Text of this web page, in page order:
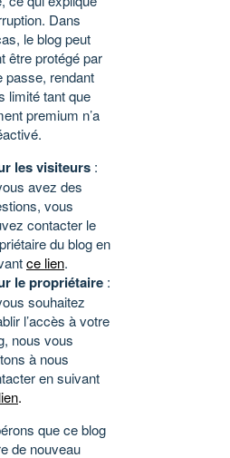
Dans
le blog peut
être protégé par
passe, rendant
limité tant que
premium n’a
les visiteurs :
avez des
vous
contacter le
du blog en
ce lien.
le propriétaire :
souhaitez
l’accès à votre
nous vous
à nous
en suivant
.
que ce blog
de nouveau